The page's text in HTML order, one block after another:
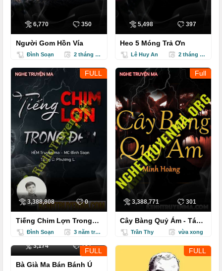
6,770 350
Người Gom Hồn Vía
Đình Soạn 2 tháng trước
5,498 397
Heo 5 Móng Trả Ơn
Lê Huy An 2 tháng trước
FULL
3,388,808 0
Tiếng Chim Lợn Trong
ĐêmĐình Soạn 3 năm trước
Full
3,388,771 301
Cây Bàng Quỷ Ám - Tác
Giả Minh Hoàng - Giọng
Đọc Trần Thy...
Trần Thy vừa xong
FULL
3,174 187
Bà Già Ma Bán Bánh Ú
FULL